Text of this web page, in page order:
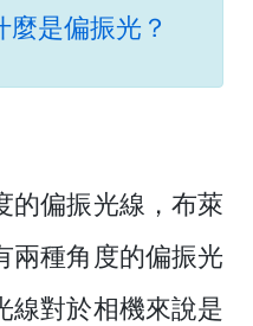
是偏振光？
的偏振光線，布萊
兩種角度的偏振光
線對於相機來說是